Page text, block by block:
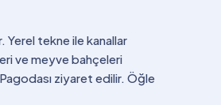
Yerel tekne ile kanallar
ve meyve bahçeleri
ziyaret edilir. Öğle